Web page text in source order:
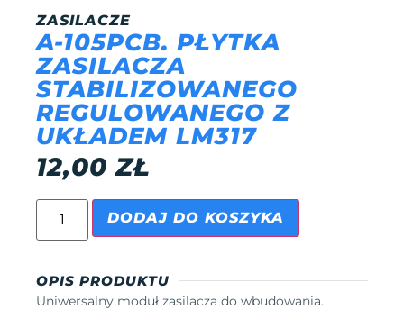
ZASILACZE
A-105PCB. PŁYTKA
ZASILACZA
STABILIZOWANEGO
REGULOWANEGO Z
UKŁADEM LM317
12,00ZŁ
DODAJ DO KOSZYKA
OPIS PRODUKTU
Uniwersalny moduł zasilacza do wbudowania.